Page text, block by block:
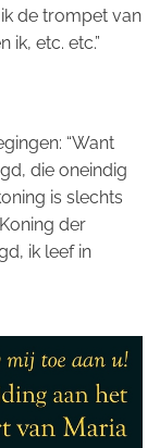
de trompet van
ik, etc. etc.”
“Want
die oneindig
is slechts
der
ik leef in